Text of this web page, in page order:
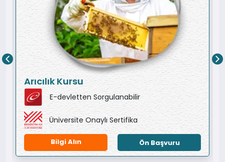
Arıcılık Kursu
E-devletten Sorgulanabilir
Üniversite Onaylı Sertifika
Bilgi Alın Ön Başvuru